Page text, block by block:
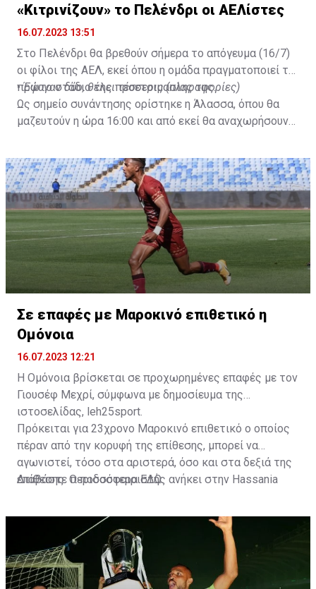
«Κιτρινίζουν» το Πελένδρι οι ΑΕΛίστες
16.07.2023 13:51
Στο Πελένδρι θα βρεθούν σήμερα το απόγευμα (16/7)
οι φίλοι της ΑΕΛ, εκεί όπου η ομάδα πραγματοποιεί το
πρώτο στάδιο της προετοιμασίας της.
•Έφυγαν δύο, θέλει τέσσερις (πληροφορίες)
Ως σημείο συνάντησης ορίστηκε η Άλασσα, όπου θα
μαζευτούν η ώρα 16:00 και από εκεί θα αναχωρήσουν
της ομάδας.
Σε επαφές με Μαροκινό επιθετικό η
Ομόνοια
16.07.2023 12:21
Η Ομόνοια βρίσκεται σε προχωρημένες επαφές με τον
Γιουσέφ Μεχρί, σύμφωνα με δημοσίευμα της
ιστοσελίδας, leh25sport.
Πρόκειται για 23χρονο Μαροκινό επιθετικό ο οποίος
πέραν από την κορυφή της επίθεσης, μπορεί να
αγωνιστεί, τόσο στα αριστερά, όσο και στα δεξιά της
επίθεσης. Ο ποδοσφαιριστής ανήκει στην Hassania
Διαβάστε περισσότεραΕΔΩ.